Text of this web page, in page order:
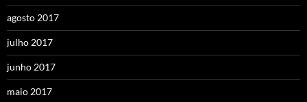
agosto 2017
julho 2017
junho 2017
maio 2017